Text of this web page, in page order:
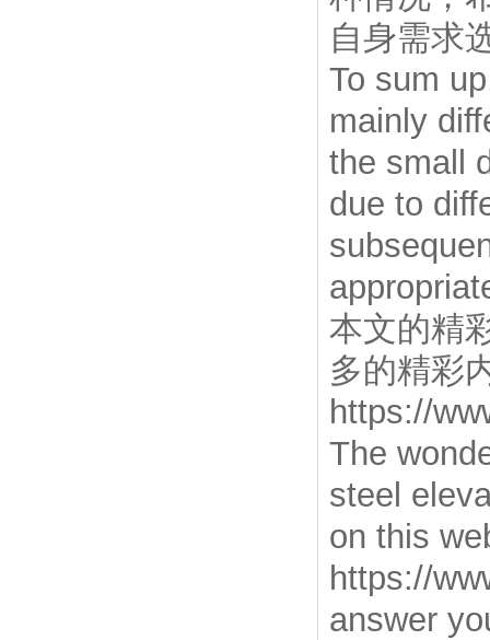
自身需求
To sum
mainly
the small
due to
本文的精
多的精彩
https://
The
steel
on this
https://
answer